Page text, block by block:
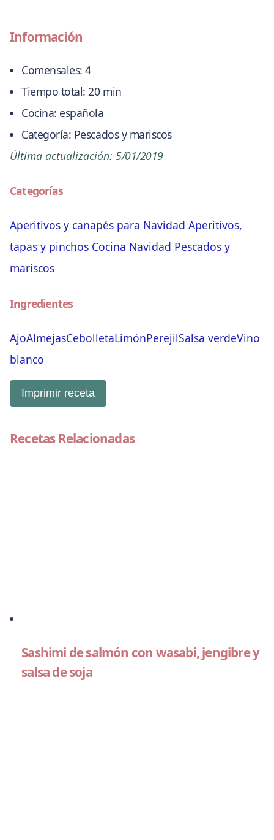
Información
Comensales: 4
Tiempo total: 20 min
Cocina: española
Categoría: Pescados y mariscos
Última actualización: 5/01/2019
Categorías
Aperitivos y canapés para Navidad Aperitivos,
tapas y pinchos Cocina Navidad Pescados y
mariscos
Ingredientes
AjoAlmejasCebolletaLimónPerejilSalsa verdeVino
blanco
Imprimir receta
Recetas Relacionadas
Sashimi de salmón con wasabi, jengibre y
salsa de soja